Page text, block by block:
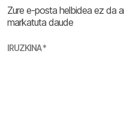
Zure e-posta helbidea ez da
markatuta daude
IRUZKINA*